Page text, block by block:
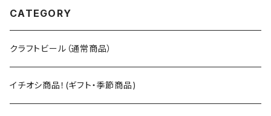
CATEGORY
クラフトビール（通常商品）
イチオシ商品！(ギフト・季節商品)